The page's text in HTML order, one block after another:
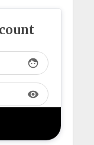
face
visibility